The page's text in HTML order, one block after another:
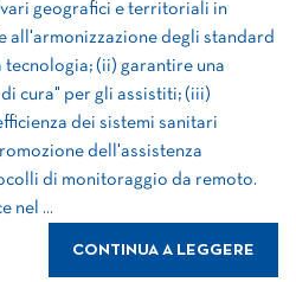
geografici e territoriali in
all'armonizzazione degli standard
(ii) garantire una
cura" per gli assistiti; (iii)
dei sistemi sanitari
dell'assistenza
di monitoraggio da remoto.
nel ...
CONTINUA A LEGGERE